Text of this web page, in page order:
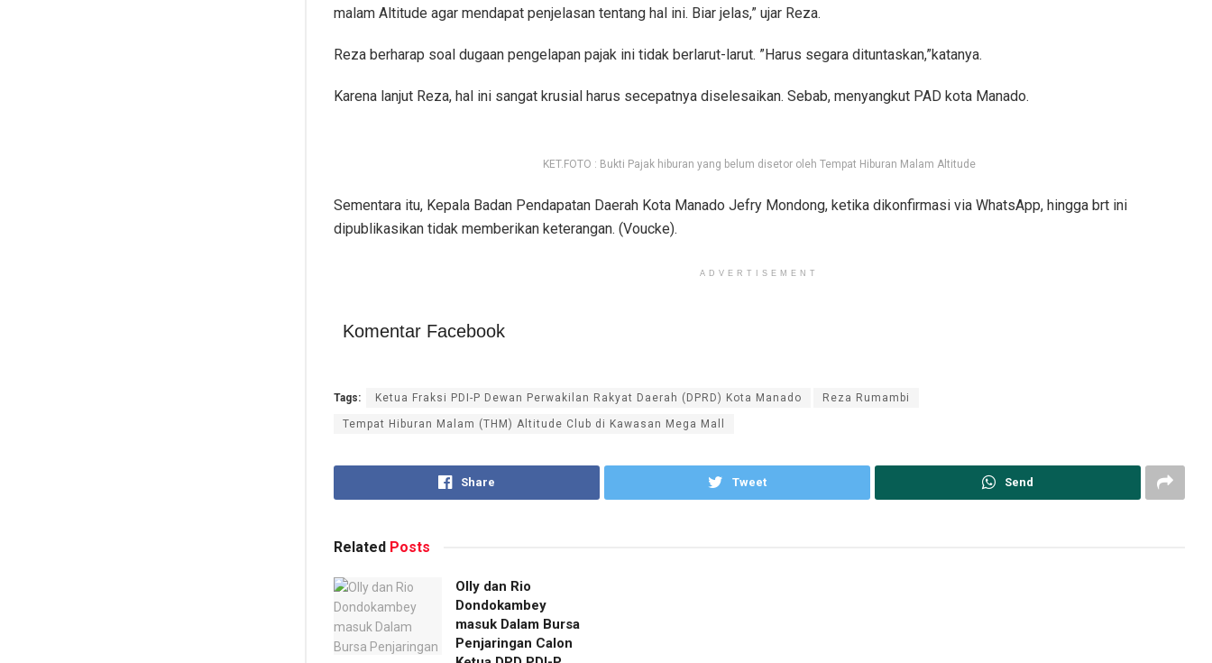
malam Altitude agar mendapat penjelasan tentang hal ini. Biar jelas,” ujar Reza.
Reza berharap soal dugaan pengelapan pajak ini tidak berlarut-larut. ”Harus segara dituntaskan,”katanya.
Karena lanjut Reza, hal ini sangat krusial harus secepatnya diselesaikan. Sebab, menyangkut PAD kota Manado.
KET.FOTO : Bukti Pajak hiburan yang belum disetor oleh Tempat Hiburan Malam Altitude
Sementara itu, Kepala Badan Pendapatan Daerah Kota Manado Jefry Mondong, ketika dikonfirmasi via WhatsApp, hingga brt ini
dipublikasikan tidak memberikan keterangan. (Voucke).
ADVERTISEMENT
Komentar Facebook
Tags: Ketua Fraksi PDI-P Dewan Perwakilan Rakyat Daerah (DPRD) Kota Manado Reza Rumambi
Tempat Hiburan Malam (THM) Altitude Club di Kawasan Mega Mall
Share Tweet Send
Related Posts
Olly dan Rio
Dondokambey
masuk Dalam Bursa
Penjaringan Calon